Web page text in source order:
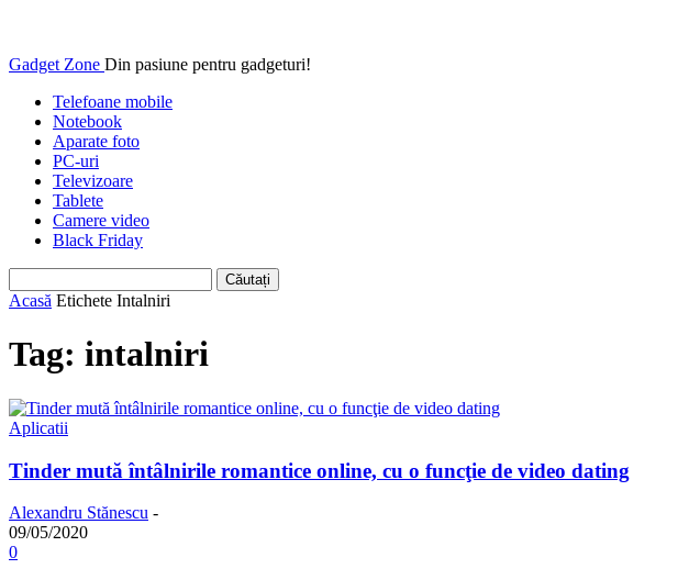
Gadget Zone Din pasiune pentru gadgeturi!
Telefoane mobile
Notebook
Aparate foto
PC-uri
Televizoare
Tablete
Camere video
Black Friday
Acasă Etichete Intalniri
Tag: intalniri
Aplicatii
Tinder mută întâlnirile romantice online, cu o funcţie de video dating
Alexandru Stănescu -
09/05/2020
0